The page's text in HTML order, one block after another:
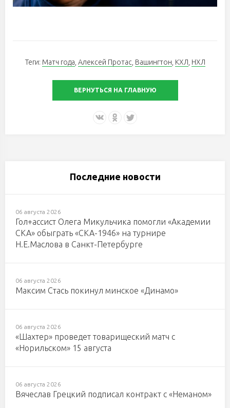
Теги: Матч года Алексей Протас Вашингтон КХЛ НХЛ
ВЕРНУТЬСЯ НА ГЛАВНУЮ
Последние новости
06 августа 2026
Гол+ассист Олега Микульчика помогли «Академии
СКА» обыграть «СКА-1946» на турнире
Н.Е.Маслова в Санкт-Петербурге
06 августа 2026
Максим Стась покинул минское «Динамо»
06 августа 2026
«Шахтер» проведет товарищеский матч с
«Норильском» 15 августа
06 августа 2026
Вячеслав Грецкий подписал контракт с «Неманом»